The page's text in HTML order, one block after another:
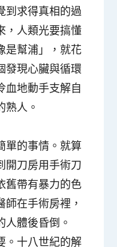
到求得真相的過
，人類光要搞懂
是幫浦」，就花
發現心臟與循環
血地動手支解自
熟人。
單的事情。就算
開刀房用手術刀
舊帶有暴力的色
在手術房裡，
體後昏倒。
。十八世紀的解